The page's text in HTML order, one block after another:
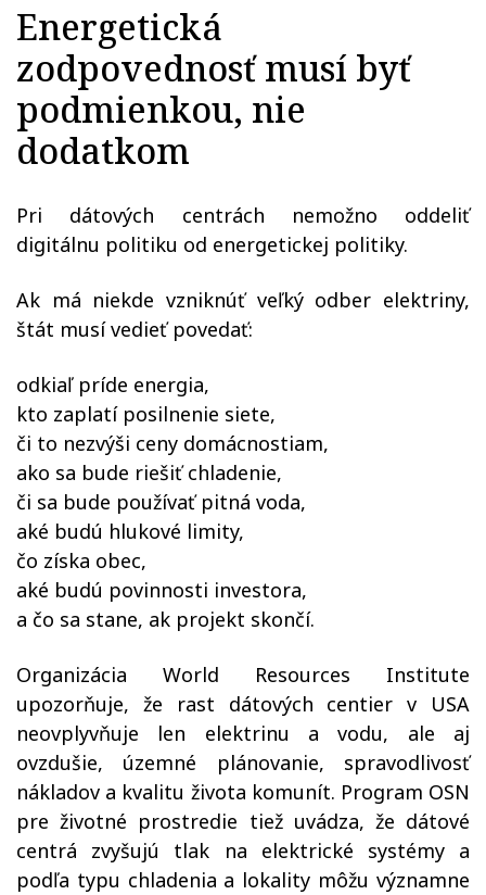
Energetická
zodpovednosť musí byť
podmienkou, nie
dodatkom
Pri dátových centrách nemožno oddeliť
digitálnu politiku od energetickej politiky.
Ak má niekde vzniknúť veľký odber elektriny,
štát musí vedieť povedať:
odkiaľ príde energia,
kto zaplatí posilnenie siete,
či to nezvýši ceny domácnostiam,
ako sa bude riešiť chladenie,
či sa bude používať pitná voda,
aké budú hlukové limity,
čo získa obec,
aké budú povinnosti investora,
a čo sa stane, ak projekt skončí.
Organizácia World Resources Institute
upozorňuje, že rast dátových centier v USA
neovplyvňuje len elektrinu a vodu, ale aj
ovzdušie, územné plánovanie, spravodlivosť
nákladov a kvalitu života komunít. Program OSN
pre životné prostredie tiež uvádza, že dátové
centrá zvyšujú tlak na elektrické systémy a
podľa typu chladenia a lokality môžu významne